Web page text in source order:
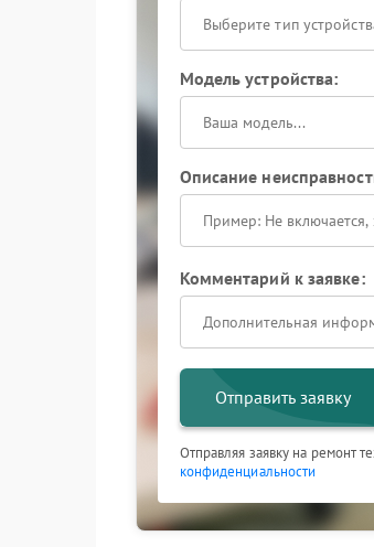
Выберите тип
Модель устройства:
Описание
Комментарий к заявке:
Отправить заявку
Отправляя заявку на ремонт
конфиденциальности